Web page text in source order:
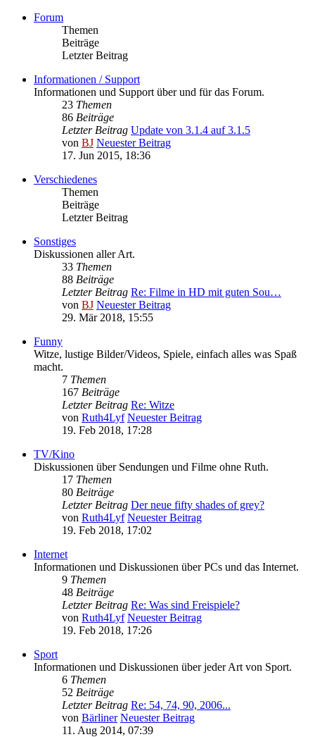
Forum
Themen
Beiträge
Letzter Beitrag
Informationen / Support
Informationen und Support über und für das Forum.
23 Themen
86 Beiträge
Letzter Beitrag Update von 3.1.4 auf 3.1.5
von BJ Neuester Beitrag
17. Jun 2015, 18:36
Verschiedenes
Themen
Beiträge
Letzter Beitrag
Sonstiges
Diskussionen aller Art.
33 Themen
88 Beiträge
Letzter Beitrag Re: Filme in HD mit guten Sou…
von BJ Neuester Beitrag
29. Mär 2018, 15:55
Funny
Witze, lustige Bilder/Videos, Spiele, einfach alles was Spaß
macht.
7 Themen
167 Beiträge
Letzter Beitrag Re: Witze
von Ruth4Lyf Neuester Beitrag
19. Feb 2018, 17:28
TV/Kino
Diskussionen über Sendungen und Filme ohne Ruth.
17 Themen
80 Beiträge
Letzter Beitrag Der neue fifty shades of grey?
von Ruth4Lyf Neuester Beitrag
19. Feb 2018, 17:02
Internet
Informationen und Diskussionen über PCs und das Internet.
9 Themen
48 Beiträge
Letzter Beitrag Re: Was sind Freispiele?
von Ruth4Lyf Neuester Beitrag
19. Feb 2018, 17:26
Sport
Informationen und Diskussionen über jeder Art von Sport.
6 Themen
52 Beiträge
Letzter Beitrag Re: 54, 74, 90, 2006...
von Bärliner Neuester Beitrag
11. Aug 2014, 07:39